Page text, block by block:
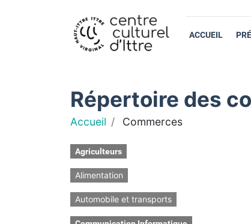
ACCUEIL
Répertoire des
Accueil Commerces
Agriculteurs
Alimentation
Automobile et transports